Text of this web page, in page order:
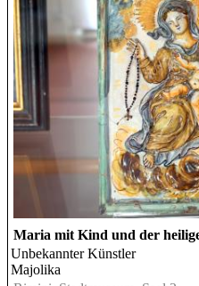
Maria mit Kind und der
Unbekannter Künstler
Majolika